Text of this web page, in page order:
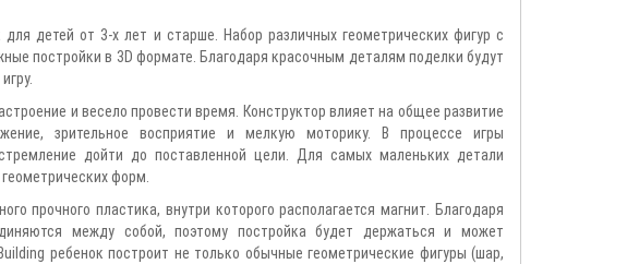
детей от 3-х лет и старше. Набор различных геометрических фигур с
постройки в 3D формате. Благодаря красочным деталям поделки будут
и весело провести время. Конструктор влияет на общее развитие
зрительное восприятие и мелкую моторику. В процессе игры
дойти до поставленной цели. Для самых маленьких детали
форм.
прочного пластика, внутри которого располагается магнит. Благодаря
между собой, поэтому постройка будет держаться и может
ребенок построит не только обычные геометрические фигуры (шар,